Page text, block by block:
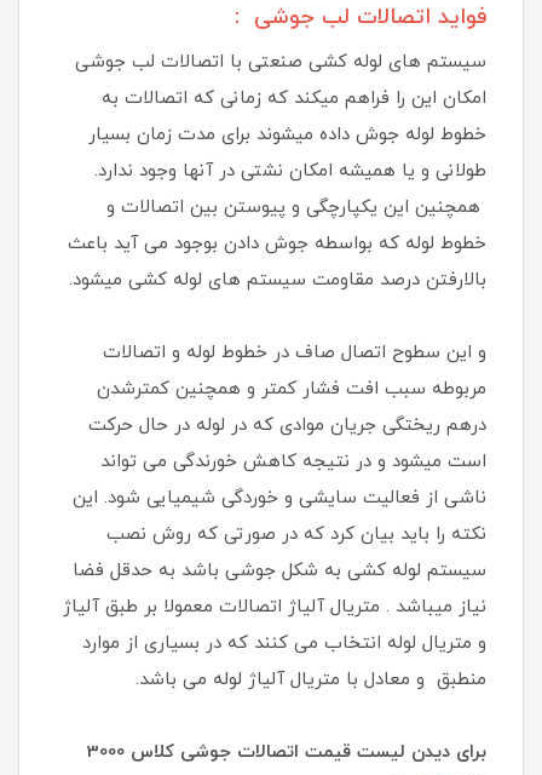
فواید اتصالات لب جوشی :
سیستم های لوله کشی صنعتی با اتصالات لب جوشی
امکان این را فراهم میکند که زمانی که اتصالات به
خطوط لوله جوش داده میشوند برای مدت زمان بسیار
طولانی و یا همیشه امکان نشتی در آنها وجود ندارد.
همچنین این یکپارچگی و پیوستن بین اتصالات و
خطوط لوله که بواسطه جوش دادن بوجود می آید باعث
بالارفتن درصد مقاومت سیستم های لوله کشی میشود.
و این سطوح اتصال صاف در خطوط لوله و اتصالات
مربوطه سبب افت فشار کمتر و همچنین کمترشدن
درهم ریختگی جریان موادی که در لوله در حال حرکت
است میشود و در نتیجه کاهش خورندگی می تواند
ناشی از فعالیت سایشی و خوردگی شیمیایی شود. این
نکته را باید بیان کرد که در صورتی که روش نصب
سیستم لوله کشی به شکل جوشی باشد به حدقل فضا
نیاز میباشد . متریال آلیاژ اتصالات معمولا بر طبق آلیاژ
و متریال لوله انتخاب می کنند که در بسیاری از موارد
منطبق و معادل با متریال آلیاژ لوله می باشد.
برای دیدن لیست قیمت اتصالات جوشی کلاس 3000